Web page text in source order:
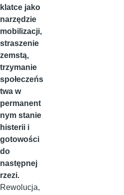
klatce jako
narzędzie
mobilizacji,
straszenie
zemstą,
trzymanie
społeczeńs
twa w
permanent
nym stanie
histerii i
gotowości
do
następnej
rzezi.
Rewolucja,